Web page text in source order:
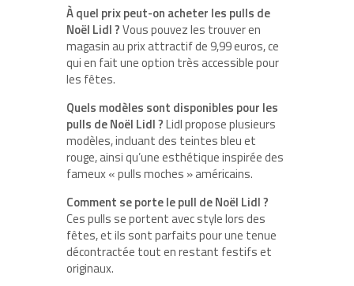
À quel prix peut-on acheter les pulls de
Noël Lidl ?Vous pouvez les trouver en
magasin au prix attractif de 9,99 euros, ce
qui en fait une option très accessible pour
les fêtes.
Quels modèles sont disponibles pour les
pulls de Noël Lidl ?Lidl propose plusieurs
modèles, incluant des teintes bleu et
rouge, ainsi qu’une esthétique inspirée des
fameux « pulls moches » américains.
Comment se porte le pull de Noël Lidl ?
Ces pulls se portent avec style lors des
fêtes, et ils sont parfaits pour une tenue
décontractée tout en restant festifs et
originaux.